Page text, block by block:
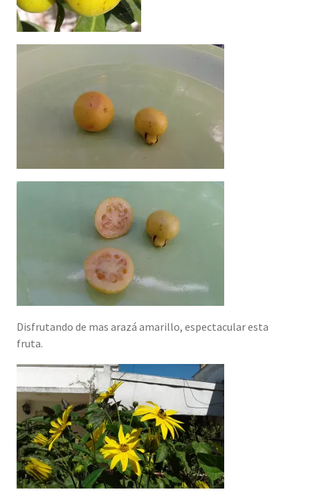
Disfrutando de mas arazá amarillo, espectacular esta
fruta.